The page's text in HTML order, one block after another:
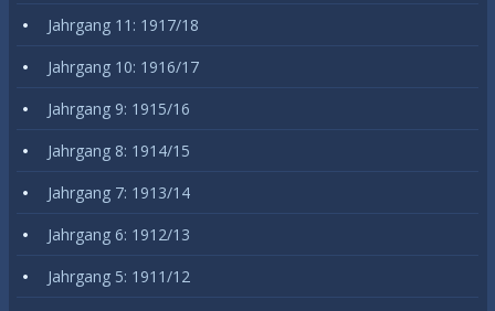
Jahrgang 11: 1917/18
Jahrgang 10: 1916/17
Jahrgang 9: 1915/16
Jahrgang 8: 1914/15
Jahrgang 7: 1913/14
Jahrgang 6: 1912/13
Jahrgang 5: 1911/12